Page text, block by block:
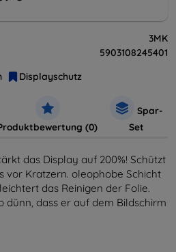
3MK
5903108245401
Displayschutz
(0)
Spar-
Set
das Display auf 200%! Schützt
vor Kratzern. oleophobe Schicht
das Reinigen der Folie.
dünn, dass er auf dem Bildschirm